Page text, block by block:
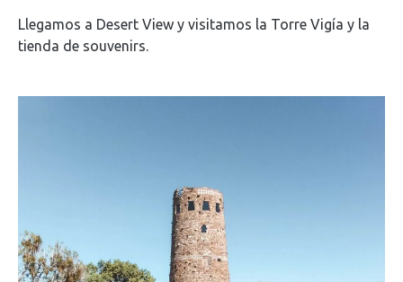
Llegamos a Desert View y visitamos la Torre Vigía y la
tienda de souvenirs.